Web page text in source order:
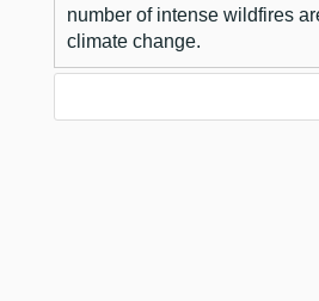
number of intense wildfires
climate change.